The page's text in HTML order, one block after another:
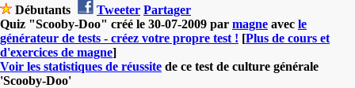
Débutants Tweeter Partager
Quiz "Scooby-Doo" créé le 30-07-2009 par magne avec le
générateur de tests - créez votre propre test ! [Plus de cours et
d'exercices de magne]
Voir les statistiques de réussite de ce test de culture générale
'Scooby-Doo'